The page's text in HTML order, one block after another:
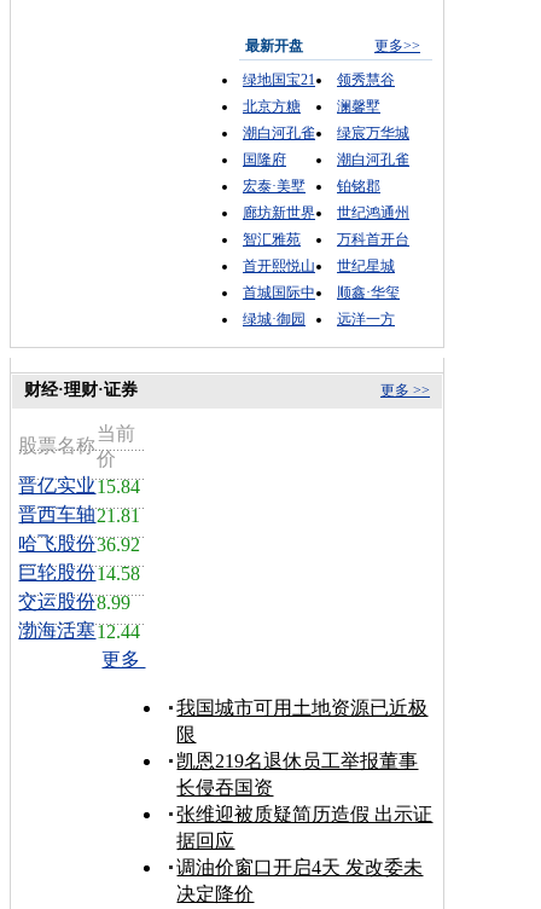
最新开盘
更多>>
绿地国宝21
领秀慧谷
北京方糖
澜馨墅
潮白河孔雀
绿宸万华城
国隆府
潮白河孔雀
宏泰·美墅
铂铭郡
廊坊新世界
世纪鸿通州
智汇雅苑
万科首开台
首开熙悦山
世纪星城
首城国际中
顺鑫·华玺
绿城·御园
远洋一方
更多 >>
财经·理财·证券
股票名称
当前
价
晋亿实业15.84
晋西车轴21.81
哈飞股份36.92
巨轮股份14.58
交运股份8.99
渤海活塞12.44
更多
我国城市可用土地资源已近极
限
凯恩219名退休员工举报董事
长侵吞国资
张维迎被质疑简历造假 出示证
据回应
调油价窗口开启4天 发改委未
决定降价